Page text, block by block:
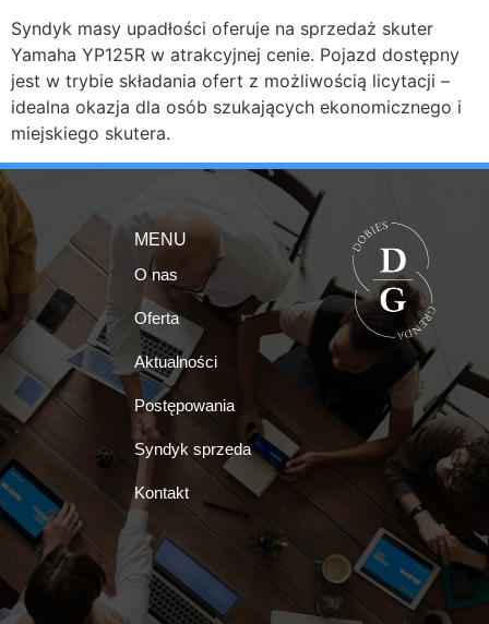
Syndyk masy upadłości oferuje na sprzedaż skuter
Yamaha YP125R w atrakcyjnej cenie. Pojazd dostępny
jest w trybie składania ofert z możliwością licytacji –
idealna okazja dla osób szukających ekonomicznego i
miejskiego skutera.
MENU
O nas
Oferta
Aktualności
Postępowania
Syndyk sprzeda
Kontakt